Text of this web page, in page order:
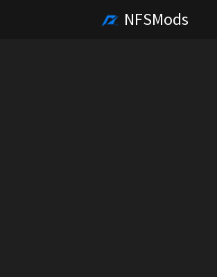
NFSMods